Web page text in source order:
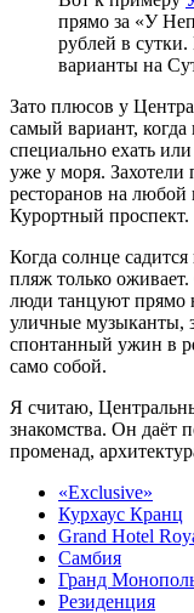
прямо за «У
рублей в
варианты на
Зато плюсов у
самый вариант, когда
специально ехать
уже у моря. Захотели
ресторанов на любой
Курортный проспект.
Когда солнце
пляж только
люди танцуют прямо
уличные музыканты,
спонтанный ужин в
само собой.
Я считаю,
знакомства. Он даёт
променад,
«Exclusive»
Курхаус Кранц
Grand Hotel
Самбия
Гранд
Резиденция